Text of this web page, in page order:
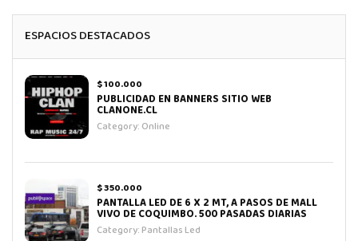
ESPACIOS DESTACADOS
$ 100.000
PUBLICIDAD EN BANNERS SITIO WEB
CLANONE.CL
Category:Online
$ 350.000
PANTALLA LED DE 6 X 2 MT, A PASOS DE MALL
VIVO DE COQUIMBO. 500 PASADAS DIARIAS
Category:Pantallas Led